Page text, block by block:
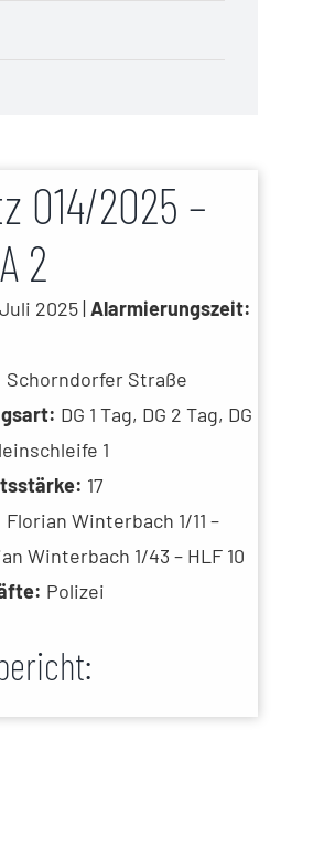
014/2025 –
2
2025 |Alarmierungszeit:
Schorndorfer Straße
DG 1 Tag, DG 2 Tag, DG
1
17
Florian Winterbach 1/11 –
Winterbach 1/43 – HLF 10
Polizei